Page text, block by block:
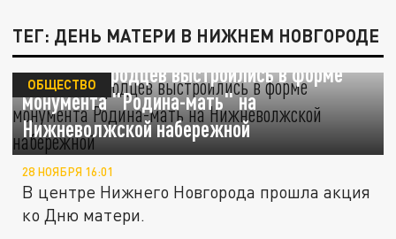
ТЕГ: ДЕНЬ МАТЕРИ В НИЖНЕМ НОВГОРОДЕ
600 нижегородцев выстроились в форме
монумента "Родина-мать" на
Нижневолжской набережной
ОБЩЕСТВО
28 НОЯБРЯ 16:01
В центре Нижнего Новгорода прошла акция
ко Дню матери.